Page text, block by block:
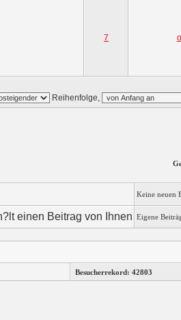
7
Reihenfolge,
Keine neuen
Eigene
Besucherrekord: 42803